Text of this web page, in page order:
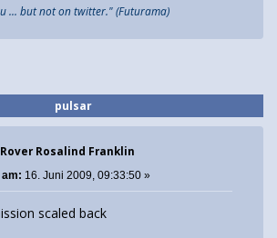
... but not on twitter." (Futurama)
pulsar
Rosalind Franklin
16. Juni 2009, 09:33:50 »
scaled back